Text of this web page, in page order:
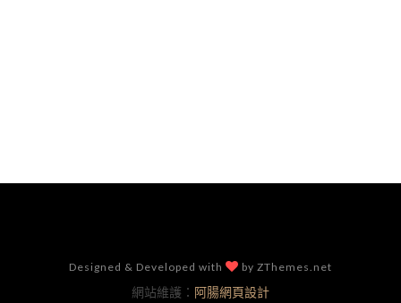
Designed & Developed with by ZThemes.net
網站維護： 阿腸網頁設計